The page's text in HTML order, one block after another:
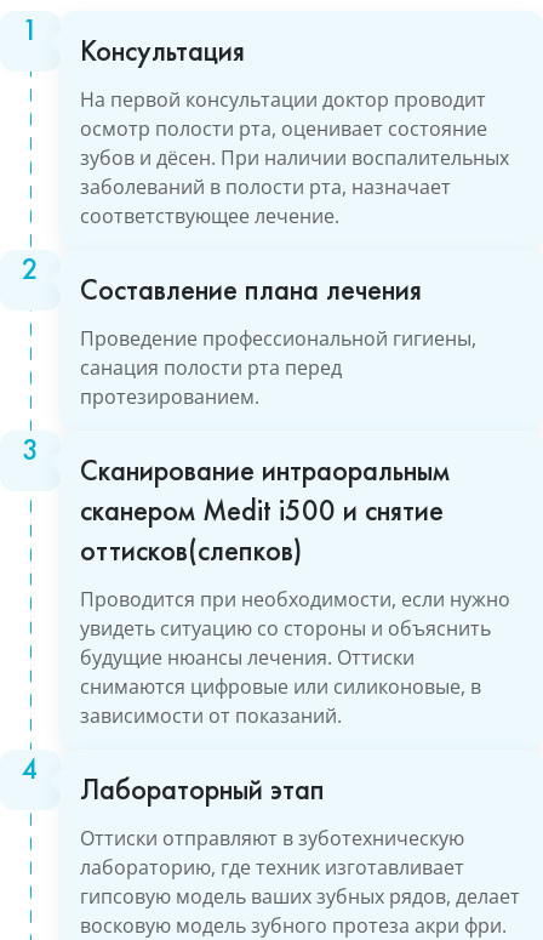
Консультация
На первой консультации доктор проводит
осмотр полости рта, оценивает состояние
зубов и дёсен. При наличии воспалительных
заболеваний в полости рта, назначает
соответствующее лечение.
Составление плана лечения
Проведение профессиональной гигиены,
санация полости рта перед
протезированием.
Сканирование интраоральным
сканером Medit i500 и снятие
оттисков(слепков)
Проводится при необходимости, если нужно
увидеть ситуацию со стороны и объяснить
будущие нюансы лечения. Оттиски
снимаются цифровые или силиконовые, в
зависимости от показаний.
Лабораторный этап
Оттиски отправляют в зуботехническую
лабораторию, где техник изготавливает
гипсовую модель ваших зубных рядов, делает
восковую модель зубного протеза акри фри.